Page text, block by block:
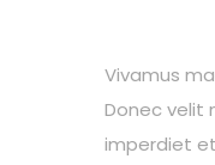
Vivamus
Donec velit
imperdiet